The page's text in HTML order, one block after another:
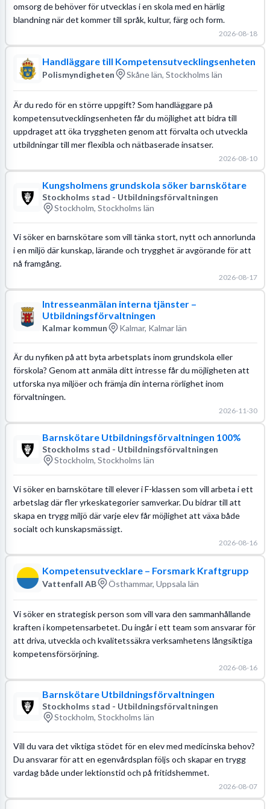
omsorg de behöver för utvecklas i en skola med en härlig
blandning när det kommer till språk, kultur, färg och form.
2026-08-18
Handläggare till Kompetensutvecklingsenheten
Polismyndigheten Skåne län, Stockholms län
Är du redo för en större uppgift? Som handläggare på
kompetensutvecklingsenheten får du möjlighet att bidra till
uppdraget att öka tryggheten genom att förvalta och utveckla
utbildningar till mer flexibla och nätbaserade insatser.
2026-08-10
Kungsholmens grundskola söker barnskötare
Stockholms stad - Utbildningsförvaltningen
Stockholm, Stockholms län
Vi söker en barnskötare som vill tänka stort, nytt och annorlunda
i en miljö där kunskap, lärande och trygghet är avgörande för att
nå framgång.
2026-08-17
Intresseanmälan interna tjänster –
Utbildningsförvaltningen
Kalmar kommun Kalmar, Kalmar län
Är du nyfiken på att byta arbetsplats inom grundskola eller
förskola? Genom att anmäla ditt intresse får du möjligheten att
utforska nya miljöer och främja din interna rörlighet inom
förvaltningen.
2026-11-30
Barnskötare Utbildningsförvaltningen 100%
Stockholms stad - Utbildningsförvaltningen
Stockholm, Stockholms län
Vi söker en barnskötare till elever i F-klassen som vill arbeta i ett
arbetslag där fler yrkeskategorier samverkar. Du bidrar till att
skapa en trygg miljö där varje elev får möjlighet att växa både
socialt och kunskapsmässigt.
2026-08-16
Kompetensutvecklare – Forsmark Kraftgrupp
Vattenfall AB Östhammar, Uppsala län
Vi söker en strategisk person som vill vara den sammanhållande
kraften i kompetensarbetet. Du ingår i ett team som ansvarar för
att driva, utveckla och kvalitetssäkra verksamhetens långsiktiga
kompetensförsörjning.
2026-08-16
Barnskötare Utbildningsförvaltningen
Stockholms stad - Utbildningsförvaltningen
Stockholm, Stockholms län
Vill du vara det viktiga stödet för en elev med medicinska behov?
Du ansvarar för att en egenvårdsplan följs och skapar en trygg
vardag både under lektionstid och på fritidshemmet.
2026-08-07